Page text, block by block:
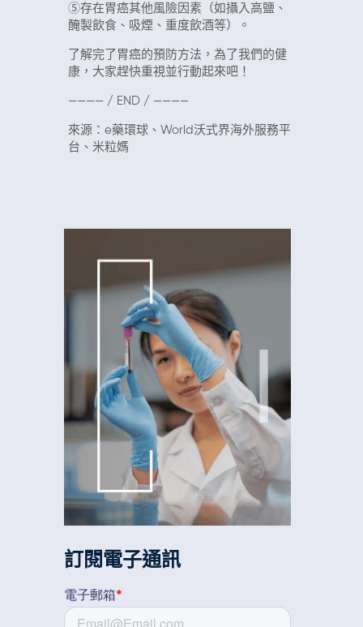
⑤存在胃癌其他風險因素（如攝入高鹽、
醃製飲食、吸煙、重度飲酒等）。
了解完了胃癌的預防方法，為了我們的健
康，大家趕快重視並行動起來吧！
———— / END / ————
來源：e藥環球、World沃式界海外服務平
台、米粒媽
訂閱電子通訊